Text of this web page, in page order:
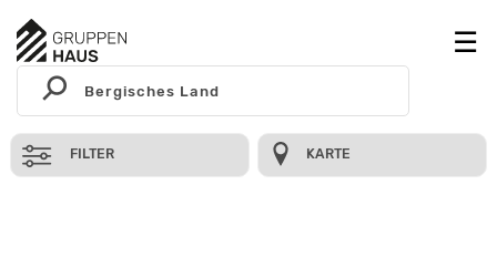
FILTER KARTE